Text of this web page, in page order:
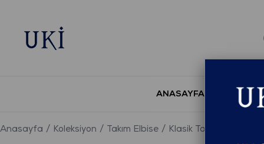
ANASAYFA YENİ
Anasayfa Koleksiyon Takım Elbise Klasik Takım Elbise